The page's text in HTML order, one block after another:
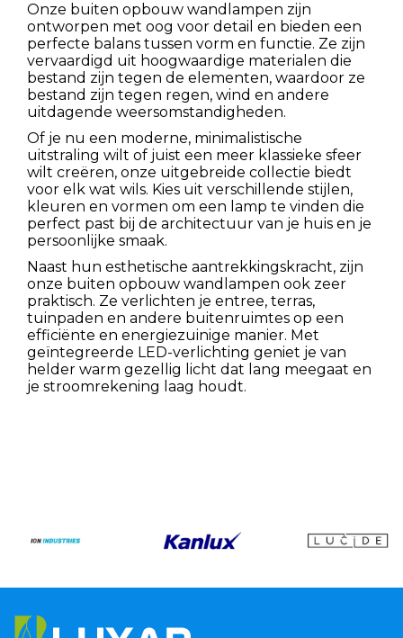
Onze buiten opbouw wandlampen zijn
ontworpen met oog voor detail en bieden een
perfecte balans tussen vorm en functie. Ze zijn
vervaardigd uit hoogwaardige materialen die
bestand zijn tegen de elementen, waardoor ze
bestand zijn tegen regen, wind en andere
uitdagende weersomstandigheden.
Of je nu een moderne, minimalistische
uitstraling wilt of juist een meer klassieke sfeer
wilt creëren, onze uitgebreide collectie biedt
voor elk wat wils. Kies uit verschillende stijlen,
kleuren en vormen om een lamp te vinden die
perfect past bij de architectuur van je huis en je
persoonlijke smaak.
Naast hun esthetische aantrekkingskracht, zijn
onze buiten opbouw wandlampen ook zeer
praktisch. Ze verlichten je entree, terras,
tuinpaden en andere buitenruimtes op een
efficiënte en energiezuinige manier. Met
geïntegreerde LED-verlichting geniet je van
helder warm gezellig licht dat lang meegaat en
je stroomrekening laag houdt.